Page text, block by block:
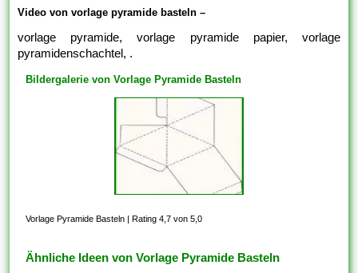
Video von vorlage pyramide basteln –
vorlage pyramide, vorlage pyramide papier, vorlage
pyramidenschachtel, .
Bildergalerie von Vorlage Pyramide Basteln
Vorlage Pyramide Basteln |Rating 4,7 von 5,0
Ähnliche Ideen von Vorlage Pyramide Basteln